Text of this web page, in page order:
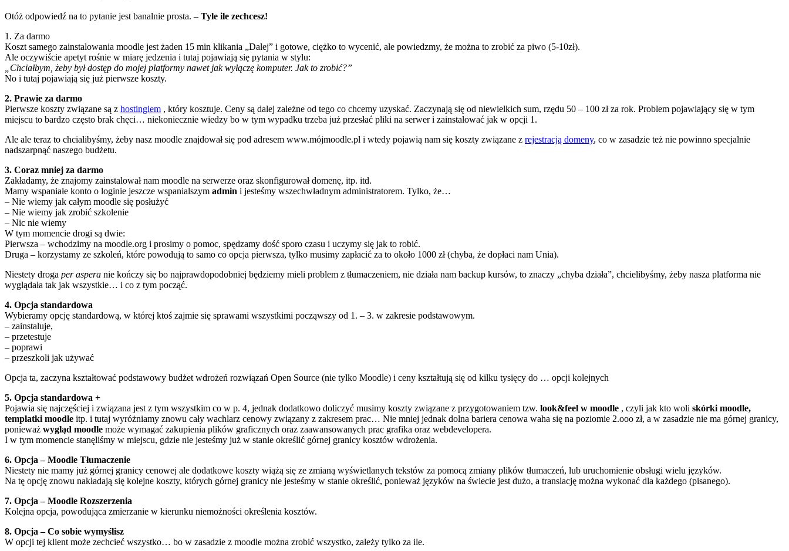
Otóż odpowiedź na to pytanie jest banalnie prosta. – Tyle ile zechcesz!
1. Za darmo
Koszt samego zainstalowania moodle jest żaden 15 min klikania „Dalej” i gotowe, ciężko to wycenić, ale powiedzmy, że można to zrobić za piwo (5-10zł).
Ale oczywiście apetyt rośnie w miarę jedzenia i tutaj pojawiają się pytania w stylu:
„Chciałbym, żeby był dostęp do mojej platformy nawet jak wyłączę komputer. Jak to zrobić?”
No i tutaj pojawiają się już pierwsze koszty.
2. Prawie za darmo
Pierwsze koszty związane są z hostingiem , który kosztuje. Ceny są dalej zależne od tego co chcemy uzyskać. Zaczynają się od niewielkich sum, rzędu 50 – 100 zł za rok. Problem pojawiający się w tym
miejscu to bardzo często brak chęci… niekoniecznie wiedzy bo w tym wypadku trzeba już przesłać pliki na serwer i zainstalować jak w opcji 1.
Ale ale teraz to chcialibyśmy, żeby nasz moodle znajdował się pod adresem www.mójmoodle.pl i wtedy pojawią nam się koszty związane z rejestracją domeny, co w zasadzie też nie powinno specjalnie
nadszarpnąć naszego budżetu.
3. Coraz mniej za darmo
Zakładamy, że znajomy zainstalował nam moodle na serwerze oraz skonfigurował domenę, itp. itd.
Mamy wspaniałe konto o loginie jeszcze wspanialszym admin i jesteśmy wszechwładnym administratorem. Tylko, że…
– Nie wiemy jak całym moodle się posłużyć
– Nie wiemy jak zrobić szkolenie
– Nic nie wiemy
W tym momencie drogi są dwie:
Pierwsza – wchodzimy na moodle.org i prosimy o pomoc, spędzamy dość sporo czasu i uczymy się jak to robić.
Druga – korzystamy ze szkoleń, które powodują to samo co opcja pierwsza, tylko musimy zapłacić za to około 1000 zł (chyba, że dopłaci nam Unia).
Niestety droga per aspera nie kończy się bo najprawdopodobniej będziemy mieli problem z tłumaczeniem, nie działa nam backup kursów, to znaczy „chyba działa”, chcielibyśmy, żeby nasza platforma nie
wyglądała tak jak wszystkie… i co z tym począć.
4. Opcja standardowa
Wybieramy opcję standardową, w której ktoś zajmie się sprawami wszystkimi począwszy od 1. – 3. w zakresie podstawowym.
– zainstaluje,
– przetestuje
– poprawi
– przeszkoli jak używać
Opcja ta, zaczyna kształtować podstawowy budżet wdrożeń rozwiązań Open Source (nie tylko Moodle) i ceny kształtują się od kilku tysięcy do … opcji kolejnych
5. Opcja standardowa +
Pojawia się najczęściej i związana jest z tym wszystkim co w p. 4, jednak dodatkowo doliczyć musimy koszty związane z przygotowaniem tzw. look&feel w moodle , czyli jak kto woli skórki moodle,
templatki moodle itp. i tutaj wyróżniamy znowu cały wachlarz cenowy związany z zakresem prac… Nie mniej jednak dolna bariera cenowa waha się na poziomie 2.ooo zł, a w zasadzie nie ma górnej granicy,
ponieważ wygląd moodle może wymagać zakupienia plików graficznych oraz zaawansowanych prac grafika oraz webdevelopera.
I w tym momencie stanęliśmy w miejscu, gdzie nie jesteśmy już w stanie określić górnej granicy kosztów wdrożenia.
6. Opcja – Moodle Tłumaczenie
Niestety nie mamy już górnej granicy cenowej ale dodatkowe koszty wiążą się ze zmianą wyświetlanych tekstów za pomocą zmiany plików tłumaczeń, lub uruchomienie obsługi wielu języków.
Na tę opcję znowu nakładają się kolejne koszty, których górnej granicy nie jesteśmy w stanie określić, ponieważ języków na świecie jest dużo, a translację można wykonać dla każdego (pisanego).
7. Opcja – Moodle Rozszerzenia
Kolejna opcja, powodująca zmierzanie w kierunku niemożności określenia kosztów.
8. Opcja – Co sobie wymyślisz
W opcji tej klient może zechcieć wszystko… bo w zasadzie z moodle można zrobić wszystko, zależy tylko za ile.